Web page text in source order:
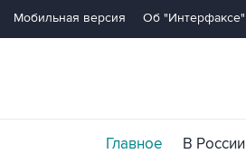
Мобильная версия Об "Интерфаксе"
Главное В России